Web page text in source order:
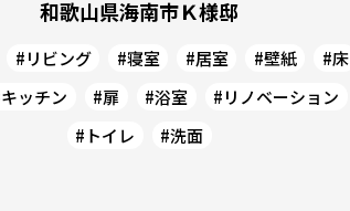
和歌山県海南市Ｋ様邸
#リビング #寝室 #居室 #壁紙
#床
ッチン #扉 #浴室
#リノベーション
#トイレ
#洗面